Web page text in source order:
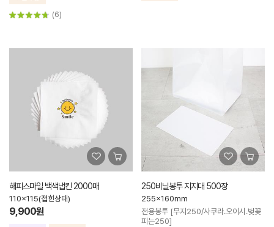
(6)
해피스마일 백색냅킨 2000매
110x115(접힌상태)
9,900원
250비닐봉투 지지대 500장
255x160mm
전용봉투 [무지250/사쿠라.오이시.벚꽃
피는250]